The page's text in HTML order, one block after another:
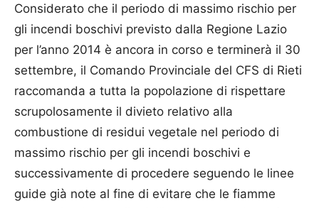
Considerato che il periodo di massimo rischio per
gli incendi boschivi previsto dalla Regione Lazio
per l’anno 2014 è ancora in corso e terminerà il 30
settembre, il Comando Provinciale del CFS di Rieti
raccomanda a tutta la popolazione di rispettare
scrupolosamente il divieto relativo alla
combustione di residui vegetale nel periodo di
massimo rischio per gli incendi boschivi e
successivamente di procedere seguendo le linee
guide già note al fine di evitare che le fiamme